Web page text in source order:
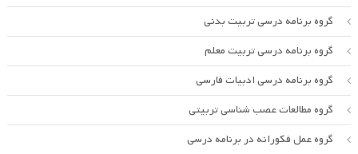
گروه برنامه درسی تربیت بدنی
گروه برنامه درسی تربیت معلم
گروه برنامه درسی ادبیات فارسی
گروه مطالعات عصب شناسی تربیتی
گروه عمل فکورانه در برنامه درسی